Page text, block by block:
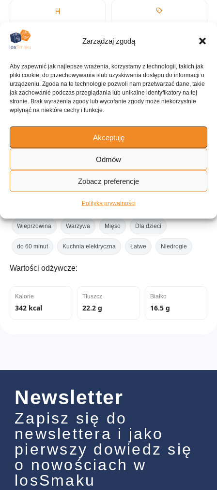
Zarządzaj zgodą
Aby zapewnić jak najlepsze wrażenia, korzystamy z technologii, takich jak
pliki cookie, do przechowywania i/lub uzyskiwania dostępu do informacji o
urządzeniu. Zgoda na te technologie pozwoli nam przetwarzać dane, takie
jak zachowanie podczas przeglądania lub unikalne identyfikatory na tej
stronie. Brak wyrażenia zgody lub wycofanie zgody może niekorzystnie
wpłynąć na niektóre cechy i funkcje.
Akceptuję
Odmów
Zobacz preferencje
Polityka prywatności
KUCHNIA
Amerykańska
4 porcje
Wieprzowina Warzywa Mięso Dla dzieci
do 60 minut Kuchnia elektryczna Łatwe Niedrogie
Wartości odżywcze:
Kalorie
342 kcal
Tłuszcz
22.2 g
Białko
16.5 g
Newsletter
Zapisz się do
newslettera i jako
pierwszy dowiedz się
o nowościach w
losSmaku